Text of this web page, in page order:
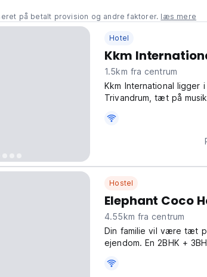
på betalt provision og andre faktorer. læs mere
Hotel
Kkm
1.5km fra centrum
Kkm International ligger
Trivandrum, tæt på
language)
Hostel
Elephant Coco
4.55km fra centrum
Din familie vil være tæt
ejendom. En 2BHK +
vaskeservice, der